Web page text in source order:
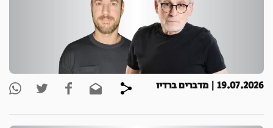
19.07.2026 | מדברים ברדיו